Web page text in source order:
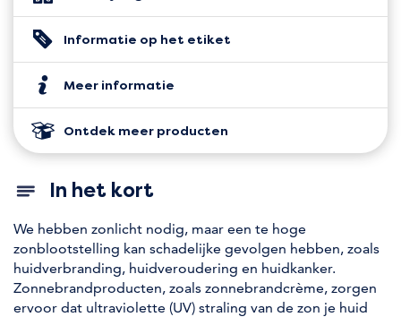
Informatie op het etiket
Meer informatie
Ontdek meer producten
In het kort
We hebben zonlicht nodig, maar een te hoge
zonblootstelling kan schadelijke gevolgen hebben, zoals
huidverbranding, huidveroudering en huidkanker.
Zonnebrandproducten, zoals zonnebrandcrème, zorgen
ervoor dat ultraviolette (UV) straling van de zon je huid